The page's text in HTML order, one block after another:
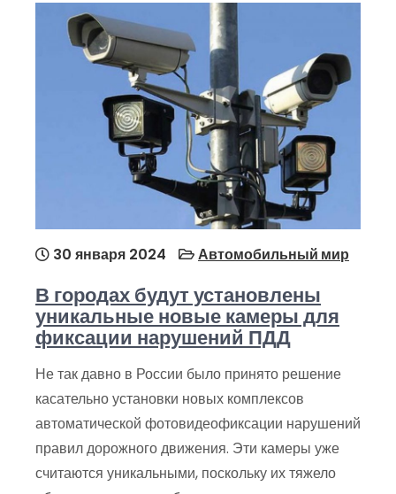
30 января 2024 Автомобильный мир
В городах будут установлены
уникальные новые камеры для
фиксации нарушений ПДД
Не так давно в России было принято решение
касательно установки новых комплексов
автоматической фотовидеофиксации нарушений
правил дорожного движения. Эти камеры уже
считаются уникальными, поскольку их тяжело